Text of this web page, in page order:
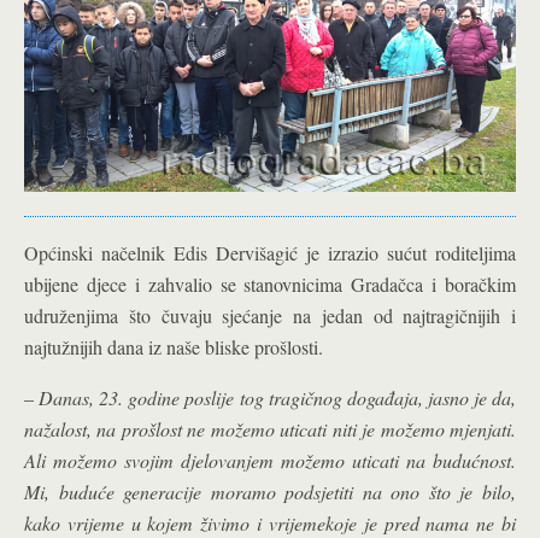
Općinski načelnik Edis Dervišagić je izrazio sućut roditeljima
ubijene djece i zahvalio se stanovnicima Gradačca i boračkim
udruženjima što čuvaju sjećanje na jedan od najtragičnijih i
najtužnijih dana iz naše bliske prošlosti.
–Danas, 23. godine poslije tog tragičnog događaja, jasno je da,
nažalost, na prošlost ne možemo uticati niti je možemo mjenjati.
Ali možemo svojim djelovanjem možemo uticati na budućnost.
Mi, buduće generacije moramo podsjetiti na ono što je bilo,
kako vrijeme u kojem živimo i vrijemekoje je pred nama ne bi